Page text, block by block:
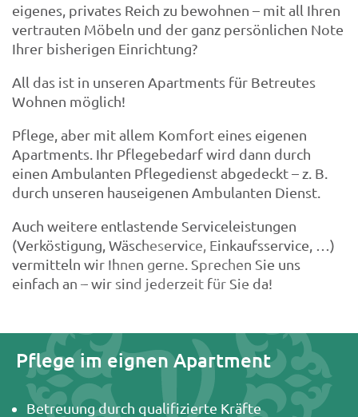
eigenes, privates Reich zu bewohnen – mit all Ihren
vertrauten Möbeln und der ganz persönlichen Note
Ihrer bisherigen Einrichtung?
All das ist in unseren Apartments für Betreutes
Wohnen möglich!
Pflege, aber mit allem Komfort eines eigenen
Apartments. Ihr Pflegebedarf wird dann durch
einen Ambulanten Pflegedienst abgedeckt – z. B.
durch unseren hauseigenen Ambulanten Dienst.
Auch weitere entlastende Serviceleistungen
(Verköstigung, Wäscheservice, Einkaufsservice, …)
vermitteln wir Ihnen gerne. Sprechen Sie uns
einfach an – wir sind jederzeit für Sie da!
Pflege im eignen Apartment
Betreuung durch qualifizierte Kräfte